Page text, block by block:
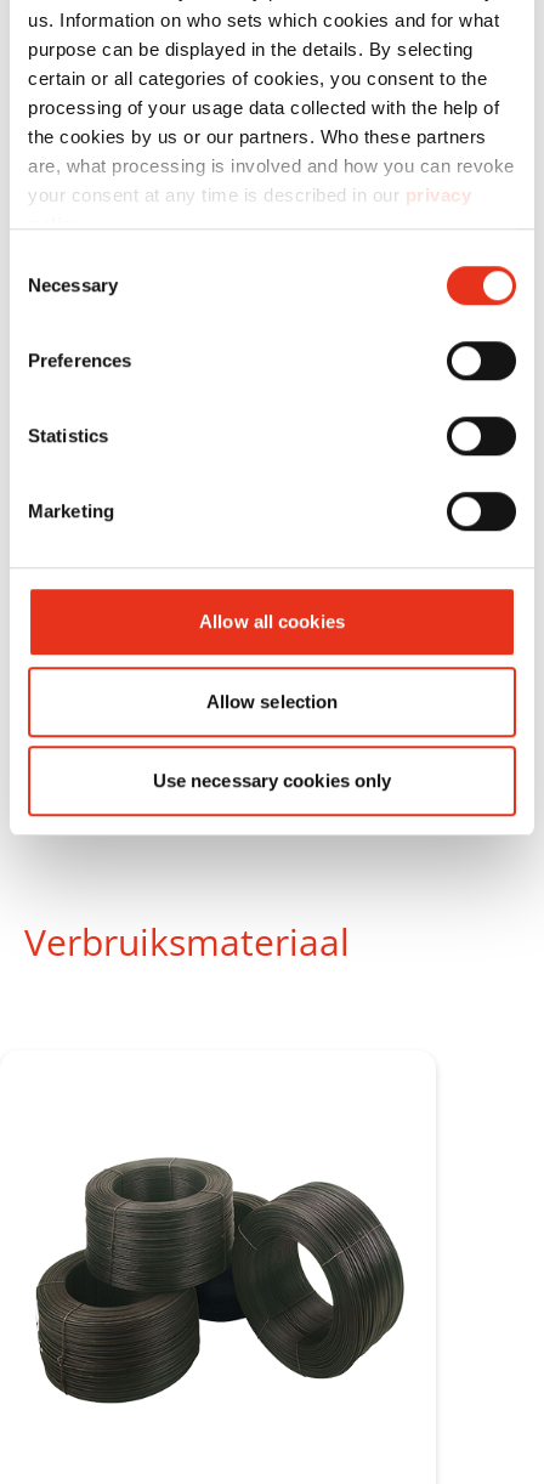
us. Information on who sets which cookies and for what
purpose can be displayed in the details. By selecting
certain or all categories of cookies, you consent to the
processing of your usage data collected with the help of
the cookies by us or our partners. Who these partners
are, what processing is involved and how you can revoke
your consent at any time is described in our privacy
policy.
Selection
Necessary
Preferences
Statistics
Marketing
Allow all cookies
Allow selection
Use necessary cookies only
HSM VK
4812
6649000 480 kN
VK4812 V
Verbruiksmateriaal